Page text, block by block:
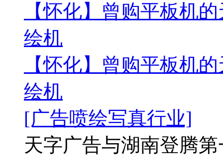
【怀化】曾购平板机
绘机
【怀化】曾购平板机
绘机
[广告喷绘写真行业]
天字广告与湖南登腾